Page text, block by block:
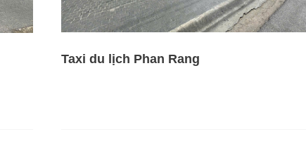
Taxi du lịch Phan Rang